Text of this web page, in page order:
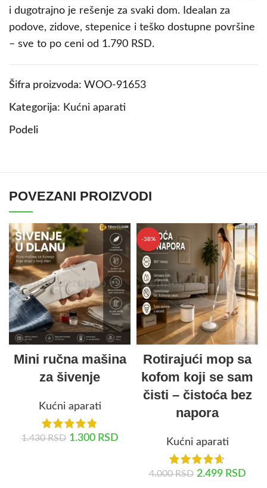
i dugotrajno je rešenje za svaki dom. Idealan za
podove, zidove, stepenice i teško dostupne površine
– sve to po ceni od 1.790 RSD.
Šifra proizvoda: WOO-91653
Kategorija: Kućni aparati
Podeli
POVEZANI PROIZVODI
Mini ručna mašina
za šivenje
Kućni aparati
1.430RSD 1.300 RSD
-38%
Rotirajući mop sa
kofom koji se sam
čisti – čistoća bez
napora
Kućni aparati
4.000RSD 2.499 RSD